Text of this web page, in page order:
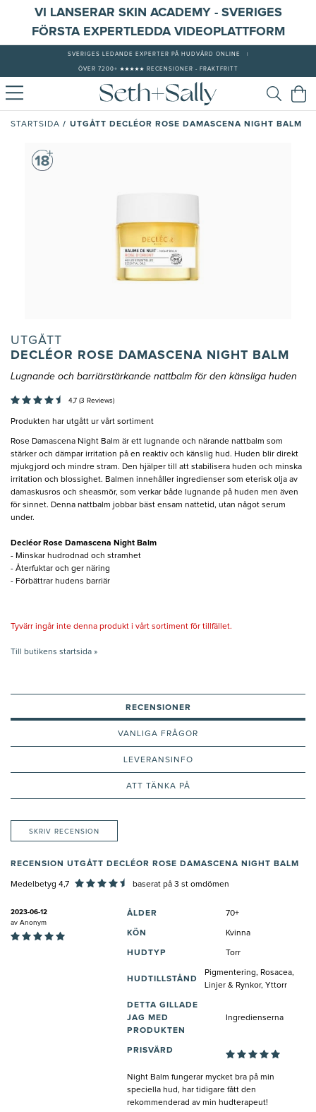
VI LANSERAR SKIN ACADEMY - SVERIGES
FÖRSTA EXPERTLEDDA VIDEOPLATTFORM
SVERIGES LEDANDE EXPERTER PÅ HUDVÅRD ONLINE
ÖVER 7200+ ★★★★★ RECENSIONER - FRAKTFRITT
STARTSIDA / UTGÅTT DECLÉOR ROSE DAMASCENA NIGHT BALM
UTGÅTT
DECLÉOR ROSE DAMASCENA NIGHT BALM
Lugnande och barriärstärkande nattbalm för den känsliga huden
4,7 (3 Reviews)
Produkten har utgått ur vårt sortiment
Rose Damascena Night Balm är ett lugnande och närande nattbalm som
stärker och dämpar irritation på en reaktiv och känslig hud. Huden blir direkt
mjukgjord och mindre stram. Den hjälper till att stabilisera huden och minska
irritation och blossighet. Balmen innehåller ingredienser som eterisk olja av
damaskusros och sheasmör, som verkar både lugnande på huden men även
för sinnet. Denna nattbalm jobbar bäst ensam nattetid, utan något serum
under.
Decléor Rose Damascena Night Balm
- Minskar hudrodnad och stramhet
- Återfuktar och ger näring
- Förbättrar hudens barriär
Tyvärr ingår inte denna produkt i vårt sortiment för tillfället.
Till butikens startsida »
RECENSIONER
VANLIGA FRÅGOR
LEVERANSINFO
ATT TÄNKA PÅ
SKRIV RECENSION
RECENSION UTGÅTT DECLÉOR ROSE DAMASCENA NIGHT BALM
Medelbetyg 4,7 baserat på 3 st omdömen
2023-06-12
av Anonym
ÅLDER 70+
KÖN Kvinna
HUDTYP Torr
HUDTILLSTÅND
Pigmentering, Rosacea,
Linjer & Rynkor, Yttorr
DETTA GILLADE
JAG MED
PRODUKTEN
Ingredienserna
PRISVÄRD
Night Balm fungerar mycket bra på min
speciella hud, har tidigare fått den
rekommenderad av min hudterapeut!